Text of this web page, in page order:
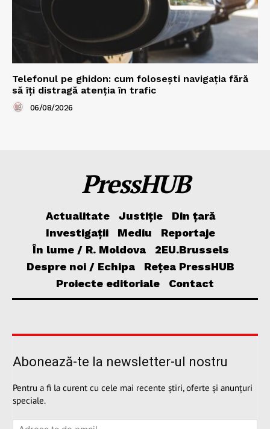
Telefonul pe ghidon: cum folosești navigația fără
să îți distragă atenția în trafic
06/08/2026
PressHUB
Actualitate Justiție
Din țară
Investigații
Mediu
Reportaje
În lume / R. Moldova
2EU.Brussels
Despre noi / Echipa
Rețea PressHUB
Proiecte editoriale
Contact
Abonează-te la newsletter-ul nostru
Pentru a fi la curent cu cele mai recente știri, oferte și anunțuri
speciale.